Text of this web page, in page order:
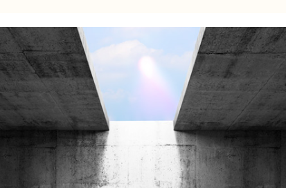
Fermer
Fermer